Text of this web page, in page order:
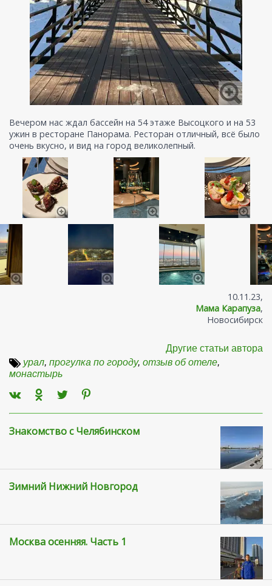
Вечером нас ждал бассейн на 54 этаже Высоцкого и на 53
ужин в ресторане Панорама. Ресторан отличный, всё было
очень вкусно, и вид на город великолепный.
10.11.23,
Мама Карапуза,
Новосибирск
Другие статьи автора
урал, прогулка по городу, отзыв об отеле,
монастырь
Знакомство с Челябинском
Зимний Нижний Новгород
Москва осенняя. Часть 1